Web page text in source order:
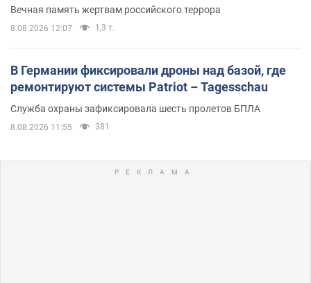
Вечная память жертвам российского террора
8.08.2026 12:07 1,3 т.
В Германии фиксировали дроны над базой, где
ремонтируют системы Patriot – Tagesschau
Служба охраны зафиксировала шесть пролетов БПЛА
8.08.2026 11:55 381